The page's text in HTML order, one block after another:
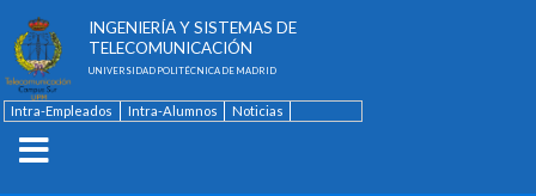
INGENIERÍA Y SISTEMAS DE
TELECOMUNICACIÓN
UNIVERSIDAD POLITÉCNICA DE MADRID
Intra-Empleados Intra-Alumnos
Noticias